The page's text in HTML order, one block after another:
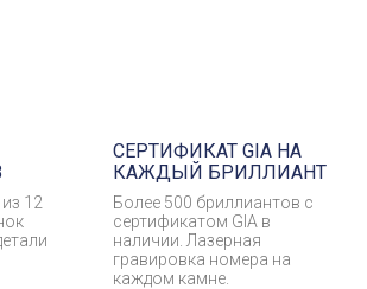
12
СЕРТИФИКАТ GIA НА
КАЖДЫЙ БРИЛЛИАНТ
Более 500 бриллиантов с
сертификатом GIA в
наличии. Лазерная
гравировка номера на
каждом камне.